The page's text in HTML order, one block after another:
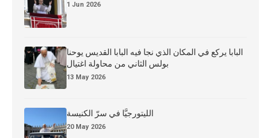
1 Jun 2026
البابا يركع في المكان الذي نجا فيه البابا القديس يوحنا
بولس الثاني من محاولة اغتيال
13 May 2026
الليتورجيَّا في سرّ الكنيسة
20 May 2026